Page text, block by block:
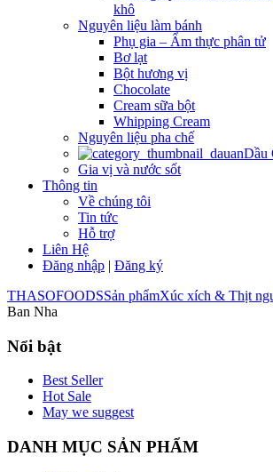
khô
Nguyên liệu làm bánh
Phụ gia – Ẩm thực phân tử
Bơ lạt
Bột hương vị
Chocolate
Cream sữa bột
Whipping Cream
Nguyên liệu pha chế
Dầu
Gia vị và nước sốt
Thông tin
Về chúng tôi
Tin tức
Hỗ trợ
Liên Hệ
Đăng nhập | Đăng ký
THASOFOODSSản phẩmXúc xích & Thịt
Ban Nha
Nổi bật
Best Seller
Hot Sale
May we suggest
DANH MỤC SẢN PHẨM